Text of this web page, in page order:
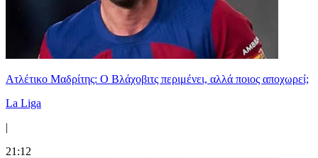
Ατλέτικο Μαδρίτης: Ο Βλάχοβιτς περιμένει, αλλά ποιος αποχωρεί;
La Liga
|
21:12